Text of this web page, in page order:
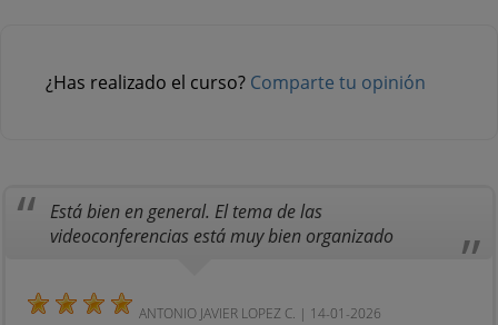
¿Has realizado el curso? Comparte tu opinión
Está bien en general. El tema de las
videoconferencias está muy bien organizado
ANTONIO JAVIER LOPEZ C. | 14-01-2026